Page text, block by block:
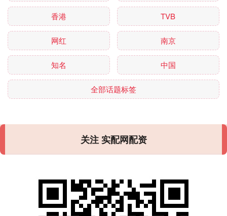
香港 TVB
网红 南京
知名 中国
全部话题标签
关注 实配网配资